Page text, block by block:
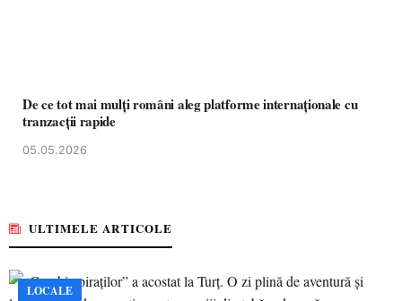
De ce tot mai mulți români aleg platforme internaționale cu
tranzacții rapide
05.05.2026
ULTIMELE ARTICOLE
LOCALE